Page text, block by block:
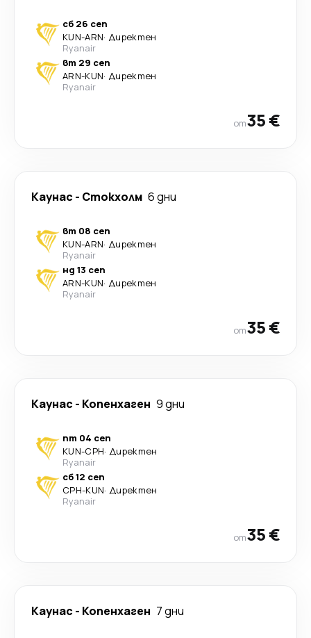
сб 26 сеп
KUN-ARN· Директен
Ryanair
вт 29 сеп
ARN-KUN· Директен
Ryanair
от35 €
Каунас - Стoкхолм 6 дни
вт 08 сеп
KUN-ARN· Директен
Ryanair
нд 13 сеп
ARN-KUN· Директен
Ryanair
от35 €
Каунас - Копенхаген 9 дни
пт 04 сеп
KUN-CPH· Директен
Ryanair
сб 12 сеп
CPH-KUN· Директен
Ryanair
от35 €
Каунас - Копенхаген 7 дни